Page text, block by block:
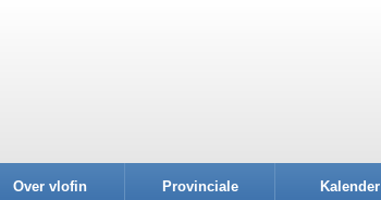
Over vlofin Provinciale Kalender